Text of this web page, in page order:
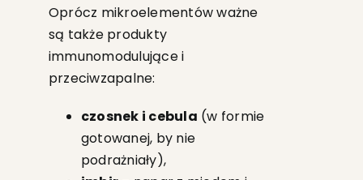
Oprócz mikroelementów ważne
są także produkty
immunomodulujące i
przeciwzapalne:
czosnek i cebula (w formie
gotowanej, by nie
podrażniały),